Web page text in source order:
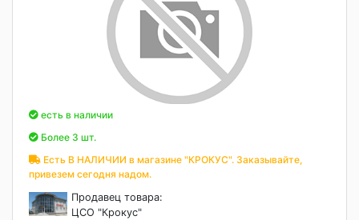
есть в наличии
Более 3 шт.
Есть В НАЛИЧИИ в магазине "КРОКУС". Заказывайте,
привезем сегодня надом.
Продавец товара:
ЦСО "Крокус"